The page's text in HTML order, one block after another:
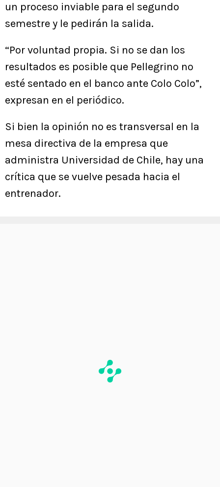
un proceso inviable para el segundo
semestre y le pedirán la salida.
“Por voluntad propia. Si no se dan los
resultados es posible que Pellegrino no
esté sentado en el banco ante Colo Colo”,
expresan en el periódico.
Si bien la opinión no es transversal en la
mesa directiva de la empresa que
administra Universidad de Chile, hay una
crítica que se vuelve pesada hacia el
entrenador.